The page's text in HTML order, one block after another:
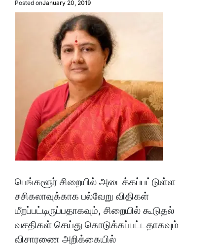
Posted onJanuary 20, 2019
பெங்களூர் சிறையில் அடைக்கப்பட்டுள்ள
சசிகலாவுக்காக பல்வேறு விதிகள்
மீறப்பட்டிருப்பதாகவும், சிறையில் கூடுதல்
வசதிகள் செய்து கொடுக்கப்பட்டதாகவும்
விசாரணை அறிக்கையில்